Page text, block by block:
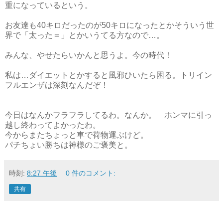
重になっているという。
お友達も40キロだったのが50キロになったとかそういう世
界で「太った＝」とかいうてる方なので…。
みんな、やせたらいかんと思うよ。今の時代！
私は…ダイエットとかすると風邪ひいたら困る。トリイン
フルエンザは深刻なんだぞ！
今日はなんかフラフラしてるわ。なんか。 ホンマに引っ
越し終わってよかったわ。
今からまたちょっと車で荷物運ぶけど。
パチちょい勝ちは神様のご褒美と。
時刻: 8:27 午後 0 件のコメント:
共有